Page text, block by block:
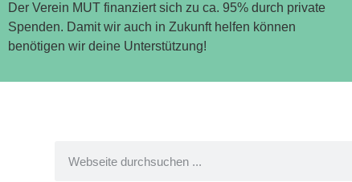
Der Verein MUT finanziert sich zu ca. 95% durch private
Spenden. Damit wir auch in Zukunft helfen können
benötigen wir deine Unterstützung!